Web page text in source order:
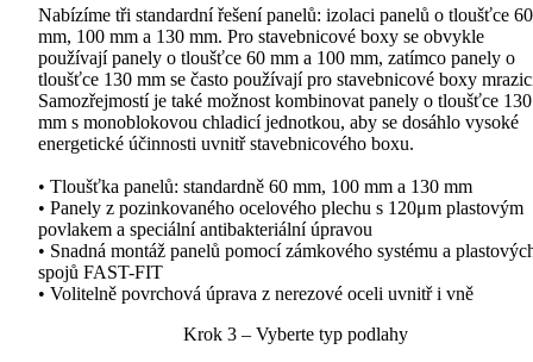
Nabízíme tři standardní řešení panelů: izolaci panelů o tloušťce 60
mm, 100 mm a 130 mm. Pro stavebnicové boxy se obvykle
používají panely o tloušťce 60 mm a 100 mm, zatímco panely o
tloušťce 130 mm se často používají pro stavebnicové boxy
Samozřejmostí je také možnost kombinovat panely o tloušťce 130
mm s monoblokovou chladicí jednotkou, aby se dosáhlo vysoké
energetické účinnosti uvnitř stavebnicového boxu.
• Tloušťka panelů: standardně 60 mm, 100 mm a 130 mm
• Panely z pozinkovaného ocelového plechu s 120μm plastovým
povlakem a speciální antibakteriální úpravou
• Snadná montáž panelů pomocí zámkového systému a
spojů FAST-FIT
• Volitelně povrchová úprava z nerezové oceli uvnitř i vně
Krok 3 – Vyberte typ podlahy